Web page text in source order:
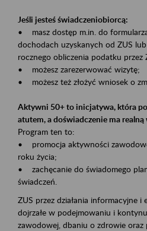
Jeśli jesteś świadczeniobiorcą:
• masz dostęp m.in. do
dochodach uzyskanych od ZUS
rocznego obliczenia podatku przez
• możesz zarezerwować wizytę;
• możesz też złożyć wniosek o
Aktywni 50+ to inicjatywa, która
atutem, a doświadczenie ma realną
Program ten to:
• promocja aktywności
roku życia;
• zachęcanie do świadomego
świadczeń.
ZUS przez działania informacyjne
dojrzałe w podejmowaniu i
zawodowej, dbaniu o zdrowie oraz